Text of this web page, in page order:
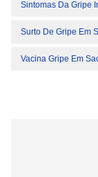
Sintomas Da Gripe
Surto De Gripe Em
Vacina Gripe Em